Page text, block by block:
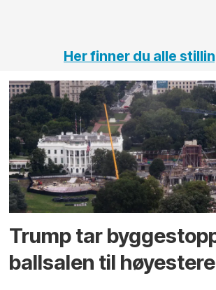
Her finner du alle
Trump tar
ballsalen til